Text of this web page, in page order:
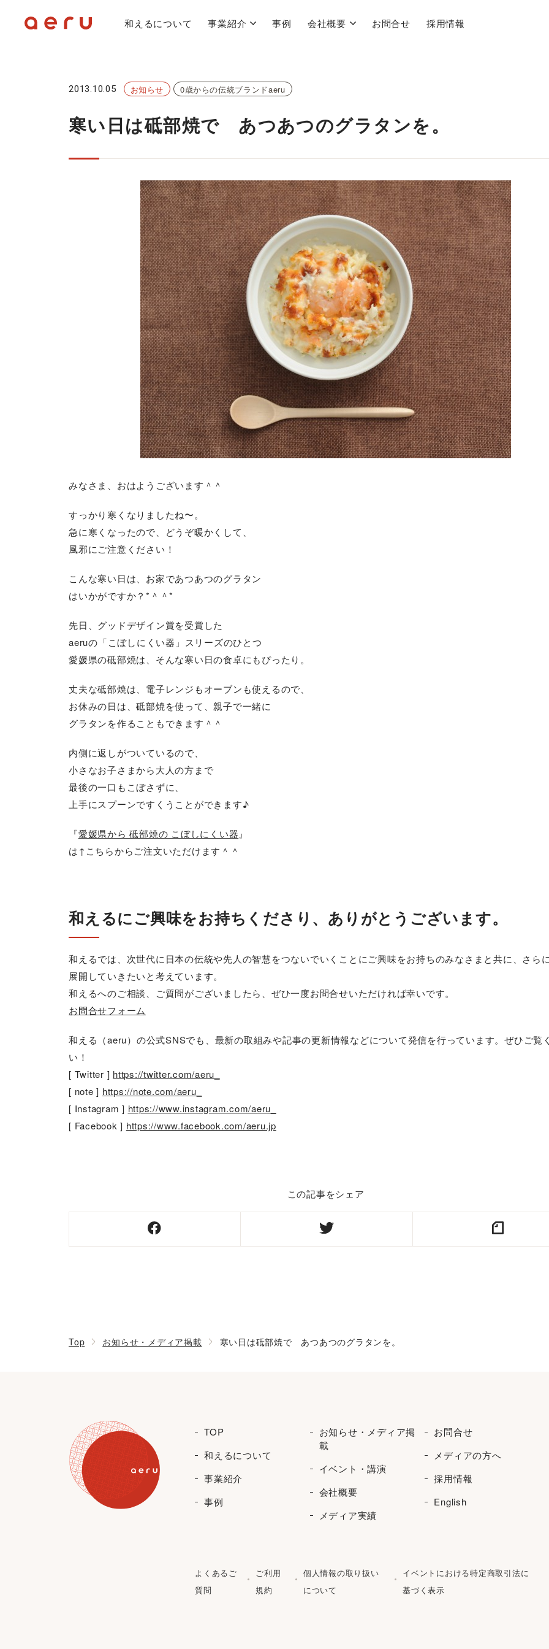
和えるについて 事業紹介 事例 会社概要 お問合せ 採用情報
2013.10.05 お知らせ 0歳からの伝統ブランドaeru
寒い日は砥部焼で あつあつのグラタンを。
みなさま、おはようございます＾＾
すっかり寒くなりましたね〜。
急に寒くなったので、どうぞ暖かくして、
風邪にご注意ください！
こんな寒い日は、お家であつあつのグラタン
はいかがですか？*＾＾*
先日、グッドデザイン賞を受賞した
aeruの「こぼしにくい器」スリーズのひとつ
愛媛県の砥部焼は、そんな寒い日の食卓にもぴったり。
丈夫な砥部焼は、電子レンジもオーブンも使えるので、
お休みの日は、砥部焼を使って、親子で一緒に
グラタンを作ることもできます＾＾
内側に返しがついているので、
小さなお子さまから大人の方まで
最後の一口もこぼさずに、
上手にスプーンですくうことができます♪
『愛媛県から 砥部焼の こぼしにくい器 』
は↑こちらからご注文いただけます＾＾
和えるにご興味をお持ちくださり、ありがとうございます。
和えるでは、次世代に日本の伝統や先人の智慧をつないでいくことにご興味をお持ちのみなさまと共に、さら
展開していきたいと考えています。
和えるへのご相談、ご質問がございましたら、ぜひ一度お問合せいただければ幸いです。
お問合せフォーム
和える（aeru）の公式SNSでも、最新の取組みや記事の更新情報などについて発信を行っています。ぜひご覧
い！
[ Twitter ] https://twitter.com/aeru_
[ note ] https://note.com/aeru_
[ Instagram ] https://www.instagram.com/aeru_
[ Facebook ] https://www.facebook.com/aeru.jp
この記事をシェア
Top お知らせ・メディア掲載 寒い日は砥部焼で あつあつのグラタンを。
TOP
和えるについて
事業紹介
事例
お知らせ・メディア掲
載
イベント・講演
会社概要
メディア実績
お問合せ
メディアの方へ
採用情報
English
よくあるご
質問
ご利用
規約
個人情報の取り扱い
について
イベントにおける特定商取引法に
基づく表示